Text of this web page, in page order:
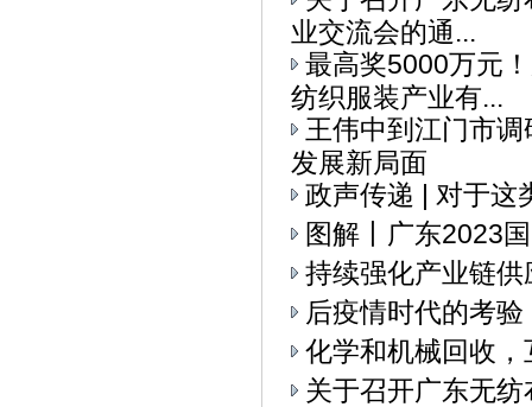
业交流会的通...
最高奖5000万元
纺织服装产业有...
王伟中到江门市
发展新局面
政声传递 | 对于
图解丨广东2023
持续强化产业链
后疫情时代的考验
化学和机械回收
关于召开广东无